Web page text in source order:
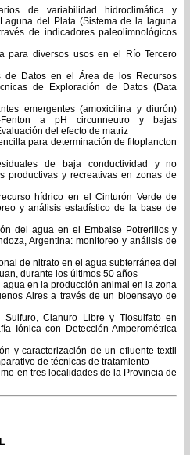
de variabilidad hidroclimática y
del Plata (Sistema de la laguna
de indicadores paleolimnológicos
para diversos usos en el Río Tercero
de Datos en el Área de los Recursos
de Exploración de Datos (Data
emergentes (amoxicilina y diurón)
a pH circunneutro y bajas
del efecto de matriz
para determinación de fitoplancton
de baja conductividad y no
productivas y recreativas en zonas de
hídrico en el Cinturón Verde de
y análisis estadístico de la base de
del agua en el Embalse Potrerillos y
Argentina: monitoreo y análisis de
de nitrato en el agua subterránea del
durante los últimos 50 años
en la producción animal en la zona
Aires a través de un bioensayo de
Sulfuro, Cianuro Libre y Tiosulfato en
Iónica con Detección Amperométrica
y caracterización de un efluente textil
de técnicas de tratamiento
en tres localidades de la Provincia de